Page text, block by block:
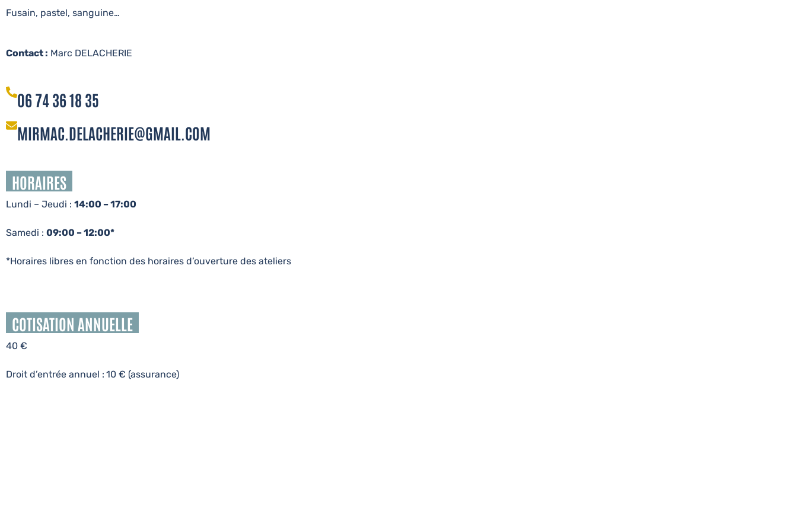
Fusain, pastel, sanguine…
Contact : Marc DELACHERIE
06 74 36 18 35
MIRMAC.DELACHERIE@GMAIL.COM
HORAIRES
Lundi – Jeudi : 14:00 – 17:00
Samedi : 09:00 – 12:00*
*Horaires libres en fonction des horaires d’ouverture des ateliers
COTISATION ANNUELLE
40 €
Droit d’entrée annuel : 10 € (assurance)